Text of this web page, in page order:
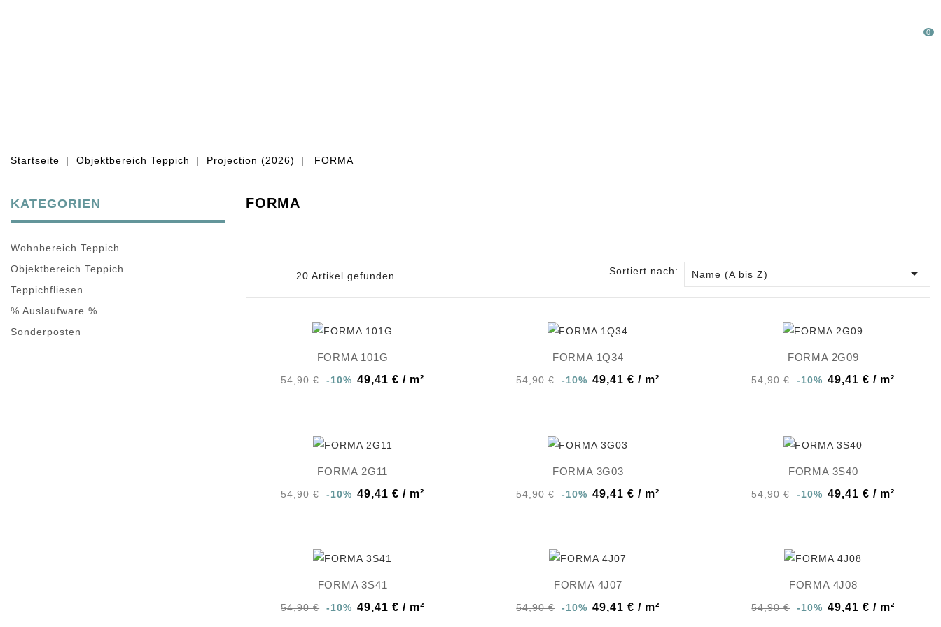
0
Startseite Objektbereich Teppich Projection (2026) FORMA
KATEGORIEN
Wohnbereich Teppich
Objektbereich Teppich
Teppichfliesen
% Auslaufware %
Sonderposten
FORMA
20 Artikel gefunden Sortiert nach: Name (A bis Z) 
FORMA 101G
54,90 € -10% 49,41 € / m²
FORMA 1Q34
54,90 € -10% 49,41 € / m²
FORMA 2G09
54,90 € -10% 49,41 € / m²
FORMA 2G11
54,90 € -10% 49,41 € / m²
FORMA 3G03
54,90 € -10% 49,41 € / m²
FORMA 3S40
54,90 € -10% 49,41 € / m²
FORMA 3S41
54,90 € -10% 49,41 € / m²
FORMA 4J07
54,90 € -10% 49,41 € / m²
FORMA 4J08
54,90 € -10% 49,41 € / m²